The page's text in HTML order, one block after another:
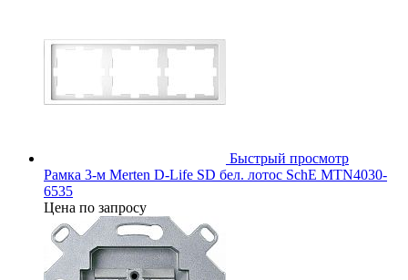
Быстрый просмотр
Рамка 3-м Merten D-Life SD бел. лотос SchE MTN4030-
6535
Цена по запросу